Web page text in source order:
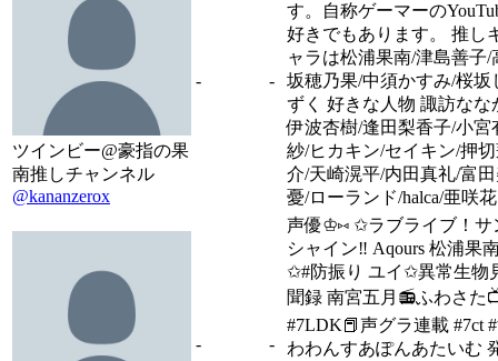
ツインビー@豪指の果
南推しチャンネル
@kananzerox
- -
す。自称ゲーマーの
好きでもあります。 推し
ャラは松浦果南/津島善子/
坂穂乃果/中須かすみ/桜坂
ずく 好きな人物 諏訪なな
伊波杏樹/逢田梨香子/小宮
紗/ヒカキン/セイキン/押
介/天崎滉平/内田真礼/富
憂/ローランド/halca/亜咲花
- -
声優♔⑅ ✩ラブライブ！サ
シャイン‼︎ Aqours 松浦果
✩#防振り ユイ✩異常生物
聞録 南宮五月📻ふわさた
#7LDK📕声グラ連載 #7ct
わわんすあぽんあたいむ